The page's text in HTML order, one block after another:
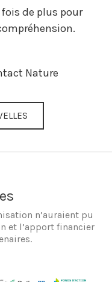
de plus pour
Nature
n’auraient pu
et l’apport financier